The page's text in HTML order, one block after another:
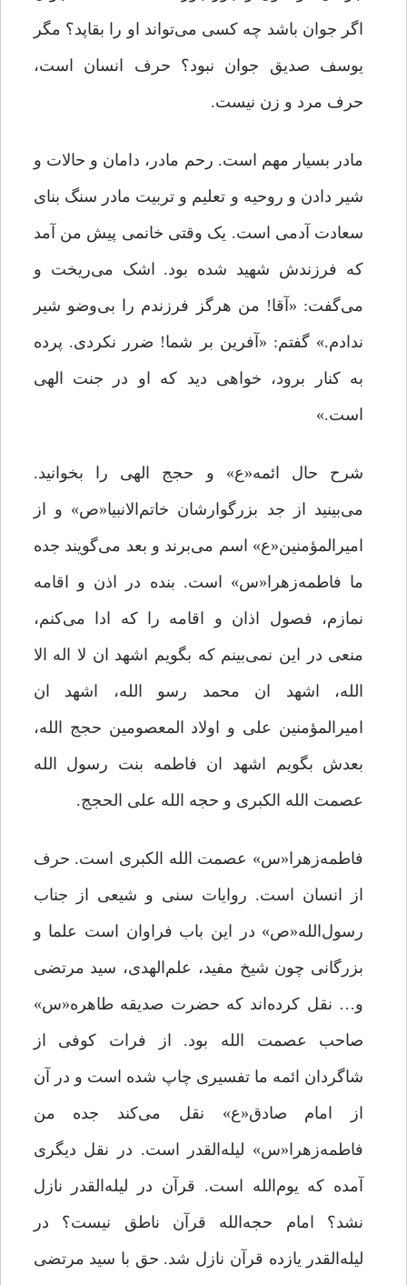
اگر جوان باشد چه کسی می‌تواند او را بقاپد؟ مگر
یوسف صدیق جوان نبود؟ حرف انسان است،
حرف مرد و زن نیست.
مادر بسیار مهم است. رحم مادر، دامان و حالات و
شیر دادن و روحیه و تعلیم و تربیت مادر سنگ بنای
سعادت آدمی است. یک وقتی خانمی پیش من آمد
که فرزندش شهید شده بود. اشک می‌ریخت و
می‌گفت: «آقا! من هرگز فرزندم را بی‌وضو شیر
ندادم.» گفتم: «آفرین بر شما! ضرر نکردی. پرده
به کنار برود، خواهی دید که او در جنت الهی
است.»
شرح حال ائمه«ع» و حجج الهی را بخوانید.
می‌بینید از جد بزرگوارشان خاتم‌الانبیا«ص» و از
امیرالمؤمنین«ع» اسم می‌برند و بعد می‌گویند جده
ما فاطمه‌زهرا«س» است. بنده در اذن و اقامه
نمازم، فصول اذان و اقامه را که ادا می‌کنم،
منعی در این نمی‌بینم که بگویم اشهد ان لا اله الا
الله، اشهد ان محمد رسو الله، اشهد ان
امیرالمؤمنین علی و اولاد المعصومین حجج الله،
بعدش بگویم اشهد ان فاطمه بنت رسول الله
عصمت الله الکبری و حجه الله علی الحجج.
فاطمه‌زهرا«س» عصمت الله الکبری است. حرف
از انسان است. روایات سنی و شیعی از جناب
رسول‌الله«ص» در این باب فراوان است علما و
بزرگانی چون شیخ مفید، علم‌الهدی، سید مرتضی
و… نقل کرده‌اند که حضرت صدیقه طاهره«س»
صاحب عصمت الله بود. از فرات کوفی از
شاگردان ائمه ما تفسیری چاپ شده است و در آن
از امام صادق«ع» نقل می‌کند جده من
فاطمه‌زهرا«س» لیله‌القدر است. در نقل دیگری
آمده که یوم‌الله است. قرآن در لیله‌القدر نازل
نشد؟ امام حجه‌الله قرآن ناطق نیست؟ در
لیله‌القدر یازده قرآن نازل شد. حق با سید مرتضی